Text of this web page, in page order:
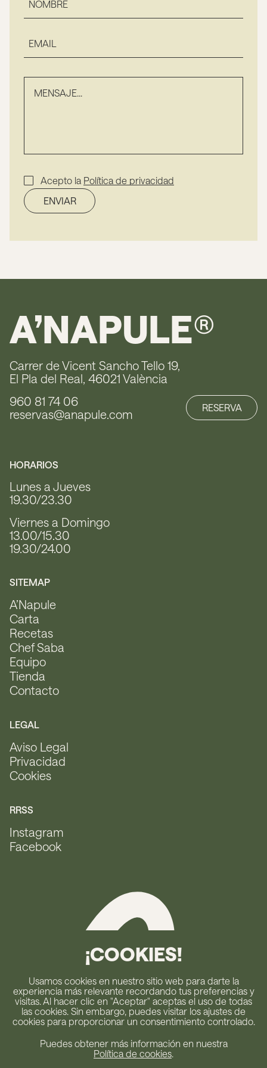
¡COOKIES!
Usamos cookies en nuestro sitio web para darte la
experiencia más relevante recordando tus preferencias y
visitas. Al hacer clic en "Aceptar" aceptas el uso de todas
las cookies. Sin embargo, puedes visitar los ajustes de
cookies para proporcionar un consentimiento controlado.
Puedes obtener más información en nuestra
Política de cookies.
Acepto la Política de privacidad
ENVIAR
A’NAPULE®
Carrer de Vicent Sancho Tello 19,
El Pla del Real, 46021 València
960 81 74 06
reservas@anapule.com
RESERVA
HORARIOS
Lunes a Jueves
19.30/23.30
Viernes a Domingo
13.00/15.30
19.30/24.00
SITEMAP
A’Napule
Carta
Recetas
Chef Saba
Equipo
Tienda
Contacto
LEGAL
Aviso Legal
Privacidad
Cookies
RRSS
Instagram
Facebook